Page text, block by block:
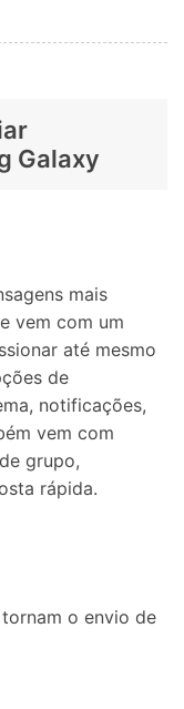
Galaxy
mais
vem com um
até mesmo
de
notificações,
vem com
grupo,
rápida.
o envio de